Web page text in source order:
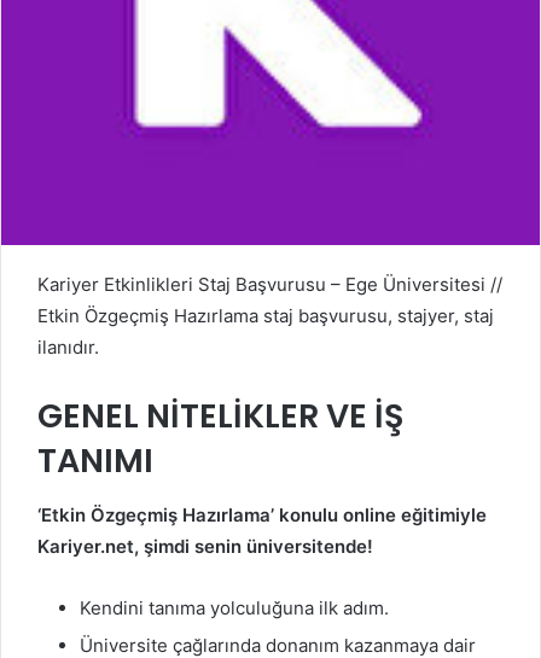
Kariyer Etkinlikleri Staj Başvurusu – Ege Üniversitesi //
Etkin Özgeçmiş Hazırlama staj başvurusu, stajyer, staj
ilanıdır.
GENEL NİTELİKLER VE İŞ
TANIMI
‘Etkin Özgeçmiş Hazırlama’ konulu online eğitimiyle
Kariyer.net, şimdi senin üniversitende!
Kendini tanıma yolculuğuna ilk adım.
Üniversite çağlarında donanım kazanmaya dair